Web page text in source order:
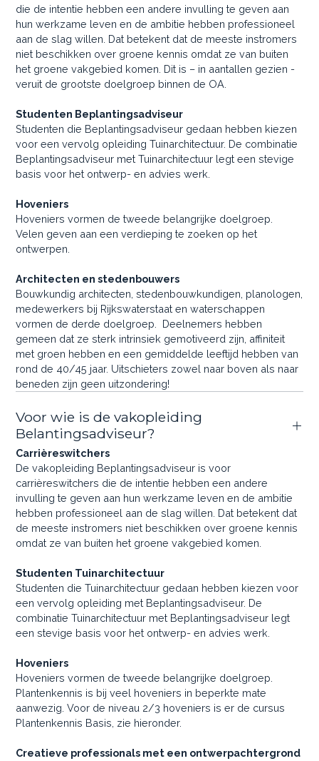
die de intentie hebben een andere invulling te geven aan
hun werkzame leven en de ambitie hebben professioneel
aan de slag willen. Dat betekent dat de meeste instromers
niet beschikken over groene kennis omdat ze van buiten
het groene vakgebied komen. Dit is – in aantallen gezien -
veruit de grootste doelgroep binnen de OA.
Studenten Beplantingsadviseur
Studenten die Beplantingsadviseur gedaan hebben kiezen
voor een vervolg opleiding Tuinarchitectuur. De combinatie
Beplantingsadviseur met Tuinarchitectuur legt een stevige
basis voor het ontwerp- en advies werk.
Hoveniers
Hoveniers vormen de tweede belangrijke doelgroep.
Velen geven aan een verdieping te zoeken op het
ontwerpen.
Architecten en stedenbouwers
Bouwkundig architecten, stedenbouwkundigen, planologen,
medewerkers bij Rijkswaterstaat en waterschappen
vormen de derde doelgroep. Deelnemers hebben
gemeen dat ze sterk intrinsiek gemotiveerd zijn, affiniteit
met groen hebben en een gemiddelde leeftijd hebben van
rond de 40/45 jaar. Uitschieters zowel naar boven als naar
beneden zijn geen uitzondering!
Voor wie is de vakopleiding
Belantingsadviseur?
Carrièreswitchers
De vakopleiding Beplantingsadviseur is voor
carrièreswitchers die de intentie hebben een andere
invulling te geven aan hun werkzame leven en de ambitie
hebben professioneel aan de slag willen. Dat betekent dat
de meeste instromers niet beschikken over groene kennis
omdat ze van buiten het groene vakgebied komen.
Studenten Tuinarchitectuur
Studenten die Tuinarchitectuur gedaan hebben kiezen voor
een vervolg opleiding met Beplantingsadviseur. De
combinatie Tuinarchitectuur met Beplantingsadviseur legt
een stevige basis voor het ontwerp- en advies werk.
Hoveniers
Hoveniers vormen de tweede belangrijke doelgroep.
Plantenkennis is bij veel hoveniers in beperkte mate
aanwezig. Voor de niveau 2/3 hoveniers is er de cursus
Plantenkennis Basis, zie hieronder.
Creatieve professionals met een ontwerpachtergrond